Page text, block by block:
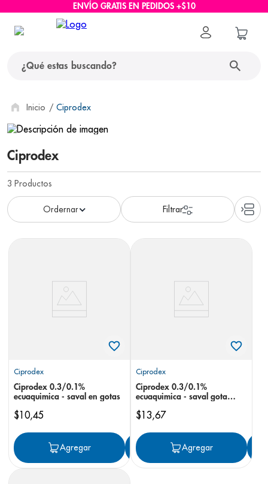
ENVÍO GRATIS EN PEDIDOS +$10
Ciprodex
Ciprodex
3 Productos
Ciprodex
Ciprodex 0.3/0.1%
ecuaquimica - saval en gotas
$10,45
Agregar Agregar
Ciprodex
Ciprodex 0.3/0.1%
ecuaquimica - saval gota
$13,67
Agregar
términos más buscados
1. protector solar
2. pañales
3
4. cerave
6. shampoo
pediasure
panolini